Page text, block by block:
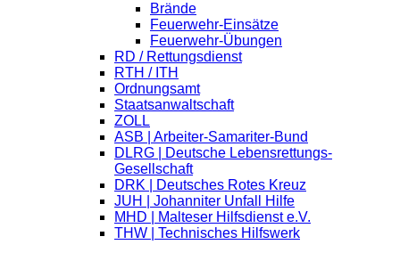
Brände
Feuerwehr-Einsätze
Feuerwehr-Übungen
RD / Rettungsdienst
RTH / ITH
Ordnungsamt
Staatsanwaltschaft
ZOLL
ASB | Arbeiter-Samariter-Bund
DLRG | Deutsche Lebensrettungs-
Gesellschaft
DRK | Deutsches Rotes Kreuz
JUH | Johanniter Unfall Hilfe
MHD | Malteser Hilfsdienst e.V.
THW | Technisches Hilfswerk